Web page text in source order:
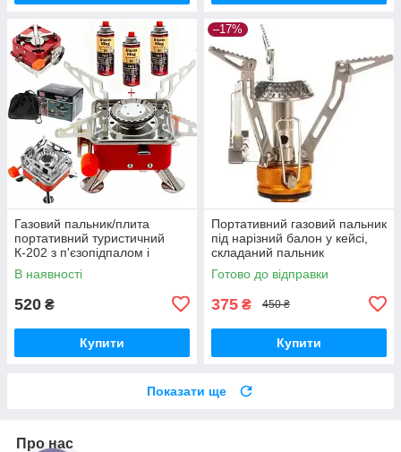
Газовий пальник/плита
портативний туристичний
К-202 з п'єзопідпалом і
чохлом + 3 газові балони 220
г.
В наявності
520 ₴
Купити
–17%
Портативний газовий пальник
під нарізний балон у кейсі,
складаний пальник
Готово до відправки
375 ₴ 450 ₴
Купити
Показати ще
Про нас